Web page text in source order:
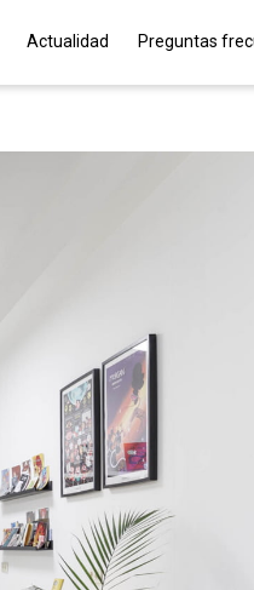
Actualidad Preguntas